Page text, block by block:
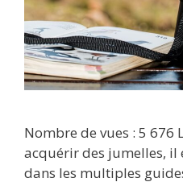
Nombre de vues : 5 676
acquérir des jumelles, il
dans les multiples